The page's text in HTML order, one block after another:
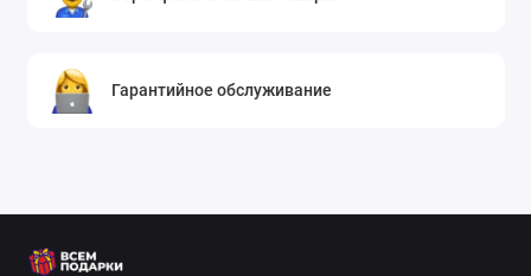
Гарантийное обслуживание